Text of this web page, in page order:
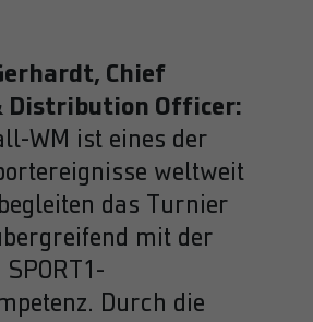
Chief
Distribution Officer:
WM ist eines der
weltweit
das Turnier
mit der
Durch die